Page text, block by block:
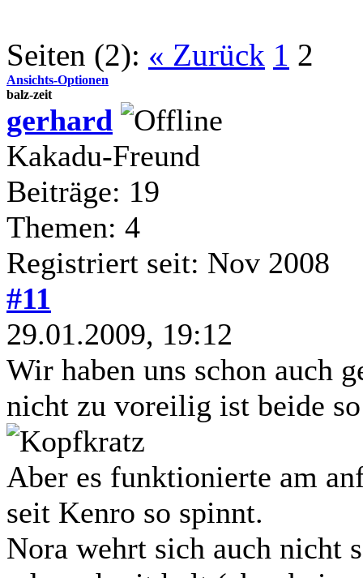
Seiten (2): « Zurück 1 2
Ansichts-Optionen
balz-zeit
gerhard
Kakadu-Freund
Beiträge: 19
Themen: 4
Registriert seit: Nov 2008
#11
29.01.2009, 19:12
Wir haben uns schon auch
nicht zu voreilig ist beide
Aber es funktionierte am
seit Kenro so spinnt.
Nora wehrt sich auch nicht